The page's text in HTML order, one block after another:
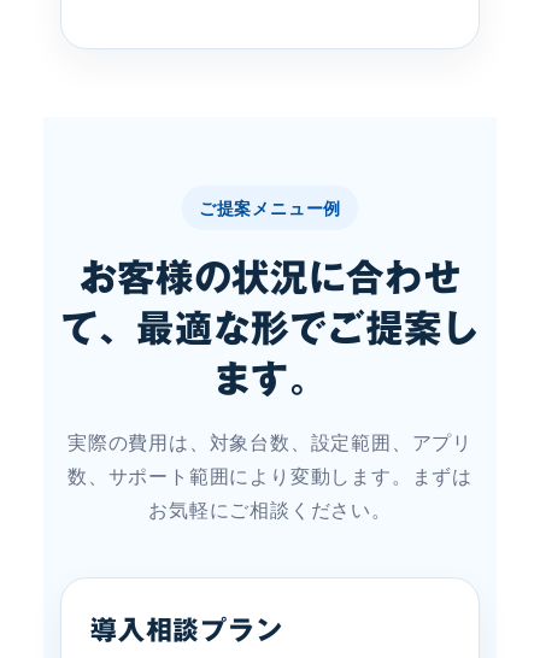
ご提案メニュー例
お客様の状況に合わせ
て、最適な形でご提案し
ます。
実際の費用は、対象台数、設定範囲、アプリ
数、サポート範囲により変動します。まずは
お気軽にご相談ください。
導入相談プラン